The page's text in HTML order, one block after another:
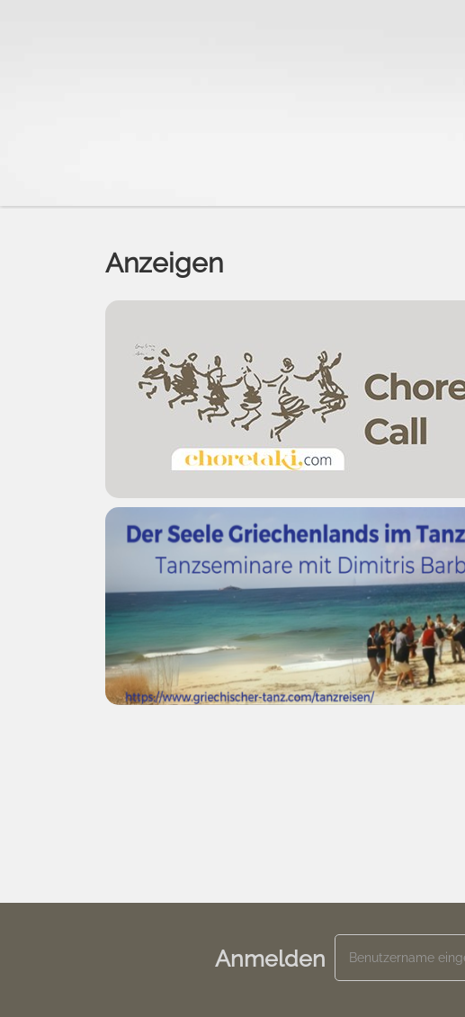
Anzeigen
Anmelden